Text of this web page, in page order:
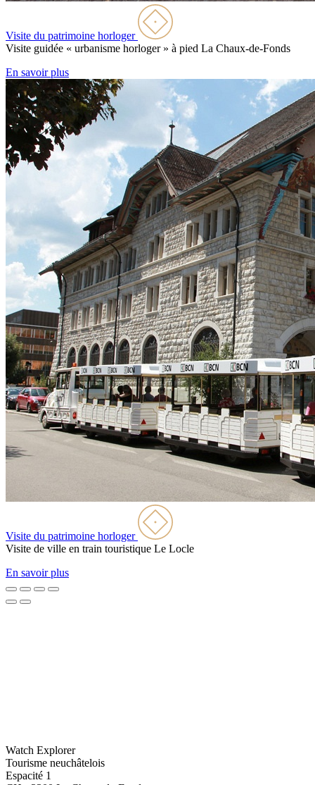
Visite du patrimoine horloger
Visite guidée « urbanisme horloger » à pied La Chaux-de-Fonds
En savoir plus
Visite du patrimoine horloger
Visite de ville en train touristique Le Locle
En savoir plus
Watch Explorer
Tourisme neuchâtelois
Espacité 1